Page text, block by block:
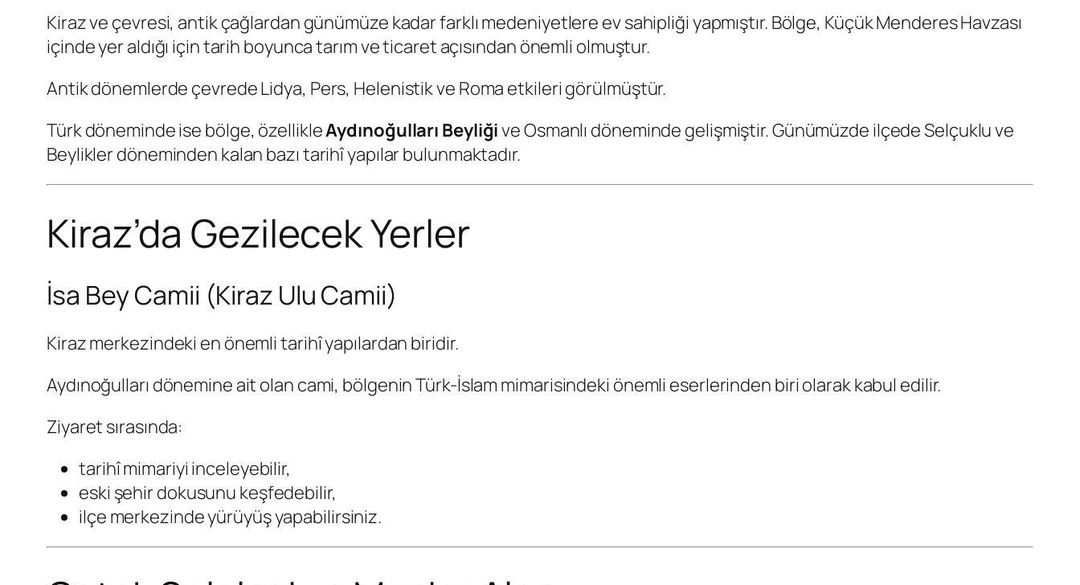
Kiraz ve çevresi, antik çağlardan günümüze kadar farklı medeniyetlere ev sahipliği yapmıştır. Bölge, Küçük Menderes Havzası
içinde yer aldığı için tarih boyunca tarım ve ticaret açısından önemli olmuştur.
Antik dönemlerde çevrede Lidya, Pers, Helenistik ve Roma etkileri görülmüştür.
Türk döneminde ise bölge, özellikleAydınoğulları Beyliğive Osmanlı döneminde gelişmiştir. Günümüzde ilçede Selçuklu ve
Beylikler döneminden kalan bazı tarihî yapılar bulunmaktadır.
Kiraz’da Gezilecek Yerler
İsa Bey Camii (Kiraz Ulu Camii)
Kiraz merkezindeki en önemli tarihî yapılardan biridir.
Aydınoğulları dönemine ait olan cami, bölgenin Türk-İslam mimarisindeki önemli eserlerinden biri olarak kabul edilir.
Ziyaret sırasında:
tarihî mimariyi inceleyebilir,
eski şehir dokusunu keşfedebilir,
ilçe merkezinde yürüyüş yapabilirsiniz.